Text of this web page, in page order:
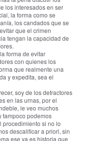
los interesados en ser
la forma como se
los candados que se
que el crimen
tengan la capacidad de
forma de evitar
con quienes los
que realmente una
y expedita, sea el
soy de los detractores
en las urnas, por el
le veo muchos
tampoco podemos
procedimiento si no lo
descalificar a priori, sin
ese ya es historia que